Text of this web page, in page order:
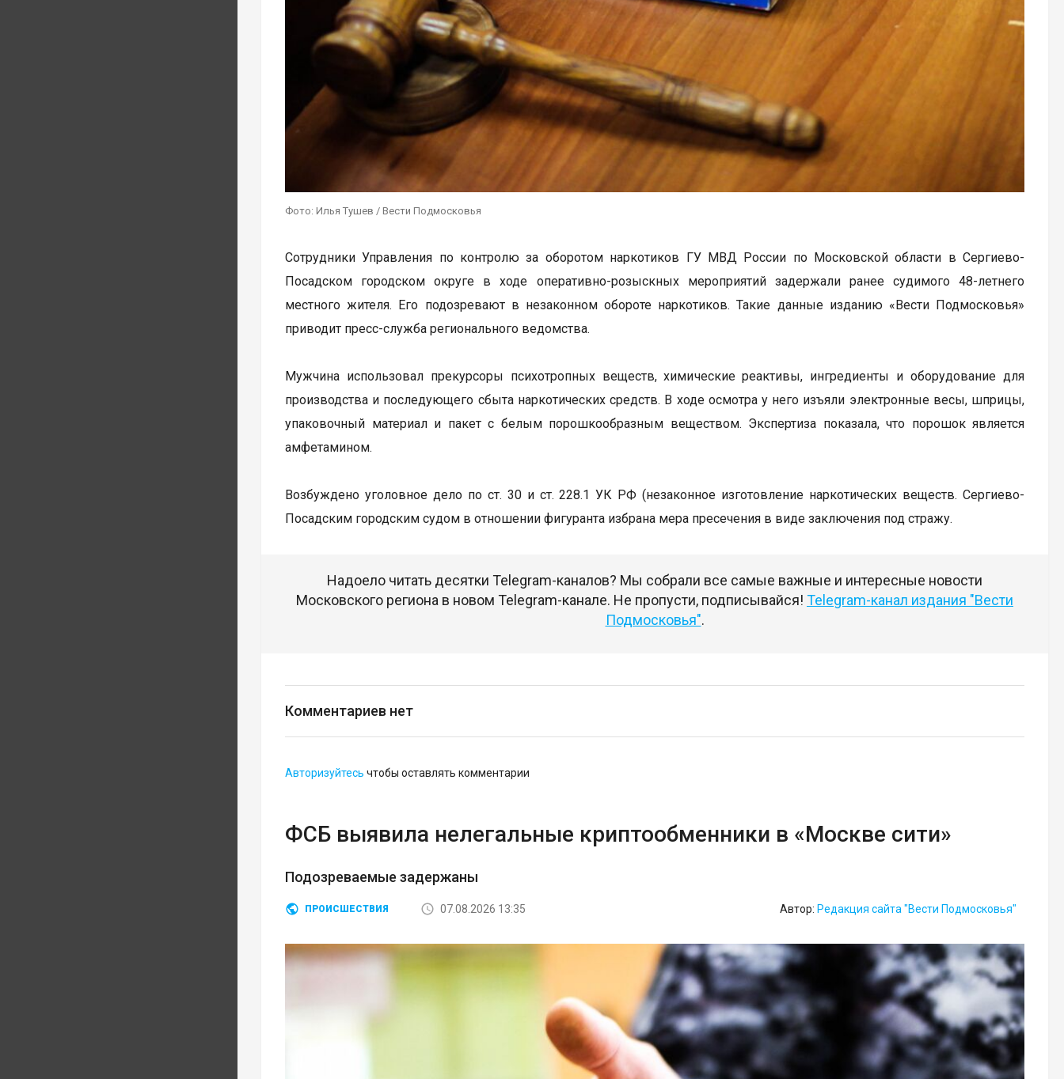
Фото: Илья Тушев / Вести Подмосковья
Сотрудники Управления по контролю за оборотом наркотиков ГУ МВД России по Московской области в Сергиево-
Посадском городском округе в ходе оперативно-розыскных мероприятий задержали ранее судимого 48-летнего
местного жителя. Его подозревают в незаконном обороте наркотиков. Такие данные изданию «Вести Подмосковья»
приводит пресс-служба регионального ведомства.
Мужчина использовал прекурсоры психотропных веществ, химические реактивы, ингредиенты и оборудование для
производства и последующего сбыта наркотических средств. В ходе осмотра у него изъяли электронные весы, шприцы,
упаковочный материал и пакет с белым порошкообразным веществом. Экспертиза показала, что порошок является
амфетамином.
Возбуждено уголовное дело по ст. 30 и ст. 228.1 УК РФ (незаконное изготовление наркотических веществ. Сергиево-
Посадским городским судом в отношении фигуранта избрана мера пресечения в виде заключения под стражу.
Надоело читать десятки Telegram-каналов? Мы собрали все самые важные и интересные новости
Московского региона в новом Telegram-канале. Не пропусти, подписывайся! Telegram-канал издания "Вести
Подмосковья".
Комментариев нет
Авторизуйтесь чтобы оставлять комментарии
ФСБ выявила нелегальные криптообменники в «Москве сити»
Подозреваемые задержаны
ПРОИСШЕСТВИЯ 07.08.2026 13:35 Автор: Редакция сайта "Вести Подмосковья"